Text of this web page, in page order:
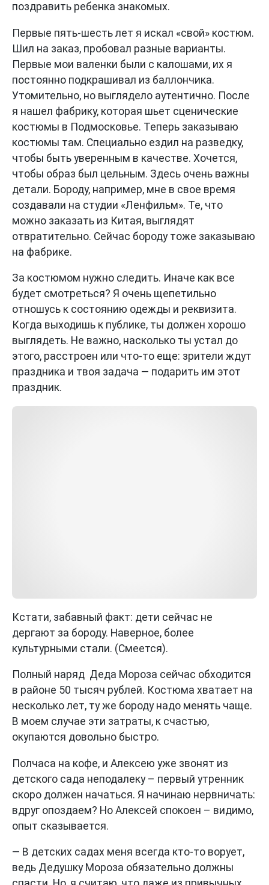
поздравить ребенка знакомых.
Первые пять-шесть лет я искал «свой» костюм.
Шил на заказ, пробовал разные варианты.
Первые мои валенки были с калошами, их я
постоянно подкрашивал из баллончика.
Утомительно, но выглядело аутентично. После
я нашел фабрику, которая шьет сценические
костюмы в Подмосковье. Теперь заказываю
костюмы там. Специально ездил на разведку,
чтобы быть уверенным в качестве. Хочется,
чтобы образ был цельным. Здесь очень важны
детали. Бороду, например, мне в свое время
создавали на студии «Ленфильм». Те, что
можно заказать из Китая, выглядят
отвратительно. Сейчас бороду тоже заказываю
на фабрике.
За костюмом нужно следить. Иначе как все
будет смотреться? Я очень щепетильно
отношусь к состоянию одежды и реквизита.
Когда выходишь к публике, ты должен хорошо
выглядеть. Не важно, насколько ты устал до
этого, расстроен или что-то еще: зрители ждут
праздника и твоя задача — подарить им этот
праздник.
Кстати, забавный факт: дети сейчас не
дергают за бороду. Наверное, более
культурными стали. (Смеется).
Полный наряд Деда Мороза сейчас обходится
в районе 50 тысяч рублей. Костюма хватает на
несколько лет, ту же бороду надо менять чаще.
В моем случае эти затраты, к счастью,
окупаются довольно быстро.
Полчаса на кофе, и Алексею уже звонят из
детского сада неподалеку – первый утренник
скоро должен начаться. Я начинаю нервничать:
вдруг опоздаем? Но Алексей спокоен – видимо,
опыт сказывается.
— В детских садах меня всегда кто-то ворует,
ведь Дедушку Мороза обязательно должны